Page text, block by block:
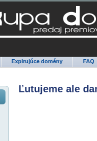
Expirujúce domény FAQ
Ľutujeme ale